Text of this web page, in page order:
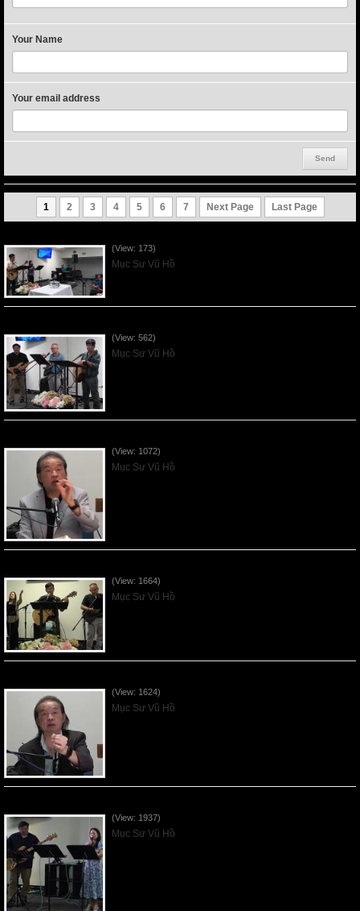
Your Name
Your email address
1 2 3 4 5 6 7 Next Page Last Page
(View: 173)
Mục Sư Vũ Hồ
(View: 562)
Mục Sư Vũ Hồ
(View: 1072)
Mục Sư Vũ Hồ
(View: 1664)
Mục Sư Vũ Hồ
(View: 1624)
Mục Sư Vũ Hồ
(View: 1937)
Mục Sư Vũ Hồ